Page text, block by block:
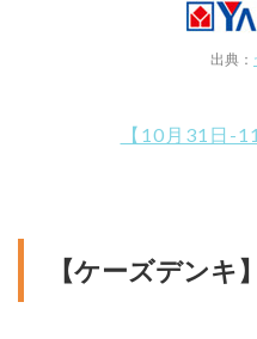
出典：
【10月31日-
【ケーズデンキ